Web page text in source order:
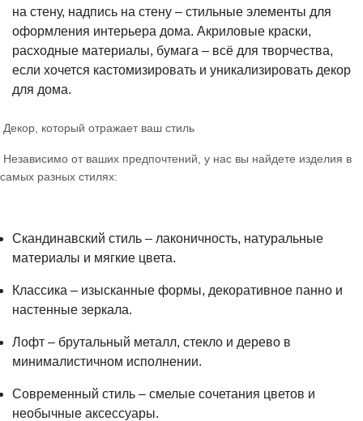
на стену, надпись на стену – стильные элементы для
оформления интерьера дома. Акриловые краски,
расходные материалы, бумага – всё для творчества,
если хочется кастомизировать и уникализировать декор
для дома.
Декор, который отражает ваш стиль
Независимо от ваших предпочтений, у нас вы найдете изделия в
самых разных стилях:
Скандинавский стиль – лаконичность, натуральные
материалы и мягкие цвета.
Классика – изысканные формы, декоративное панно и
настенные зеркала.
Лофт – брутальный металл, стекло и дерево в
минималистичном исполнении.
Современный стиль – смелые сочетания цветов и
необычные аксессуары.